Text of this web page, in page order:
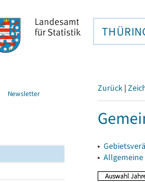
Newsletter Zurück |
▸
▸